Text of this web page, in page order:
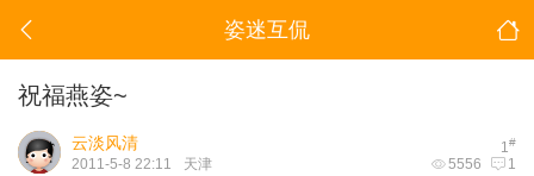
姿迷互侃
祝福燕姿~
1#
云淡风清
5556 1
2011-5-8 22:11 天津